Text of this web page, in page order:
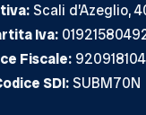
Scali d’Azeglio,
Iva:
Fiscale:
SDI:SUBM70N